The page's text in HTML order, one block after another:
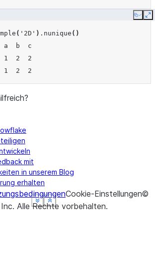
Show less
See more
Show less
See more
Show less
See more
Copy
( '2D' ) . nunique ()
a  b  c
1  2  2
1  2  2
Show less
See more
mit
in unserem Blog
erhalten
Cookie-Einstellungen©
Alle Rechte vorbehalten.